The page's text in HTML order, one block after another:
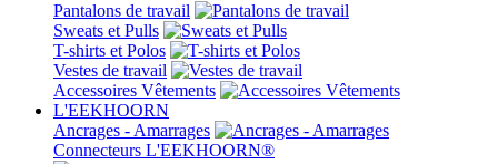
Pantalons de travail
Sweats et Pulls
T-shirts et Polos
Vestes de travail
Accessoires Vêtements
L'EEKHOORN
Ancrages - Amarrages
Connecteurs L'EEKHOORN®